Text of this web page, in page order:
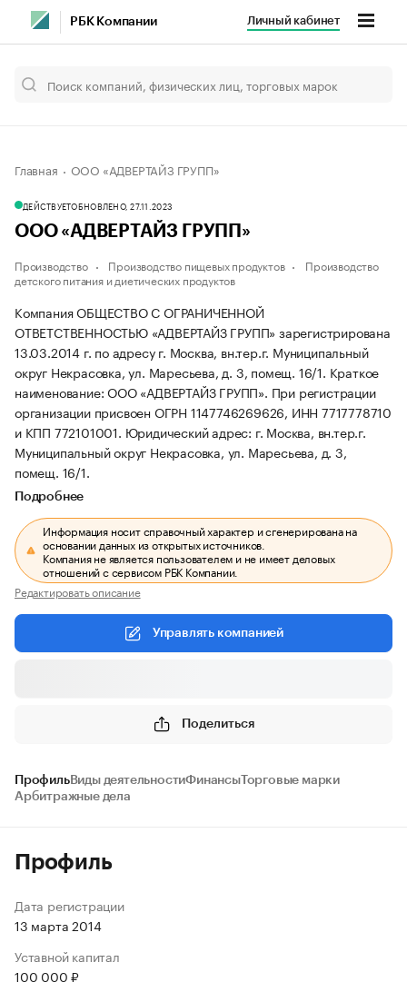
РБК Компании Личный кабинет
Главная ООО «АДВЕРТАЙЗ ГРУПП»
ДЕЙСТВУЕТОБНОВЛЕНО, 27.11.2023
ООО «АДВЕРТАЙЗ ГРУПП»
Производство Производство пищевых продуктов
Производство
детского питания и диетических продуктов
Компания ОБЩЕСТВО С ОГРАНИЧЕННОЙ
ОТВЕТСТВЕННОСТЬЮ «АДВЕРТАЙЗ ГРУПП» зарегистрирована
13.03.2014 г. по адресу г. Москва, вн.тер.г. Муниципальный
округ Некрасовка, ул. Маресьева, д. 3, помещ. 16/1. Краткое
наименование: ООО «АДВЕРТАЙЗ ГРУПП». При регистрации
организации присвоен ОГРН 1147746269626, ИНН 7717778710
и КПП 772101001. Юридический адрес: г. Москва, вн.тер.г.
Муниципальный округ Некрасовка, ул. Маресьева, д. 3,
помещ. 16/1.
Подробнее
Информация носит справочный характер и сгенерирована на
основании данных из открытых источников.
Компания не является пользователем и не имеет деловых
отношений с сервисом РБК Компании.
Редактировать описание
Управлять компанией
Поделиться
ПрофильВиды деятельностиФинансыТорговые марки
Арбитражные дела
Профиль
Дата регистрации
13 марта 2014
Уставной капитал
100 000 ₽